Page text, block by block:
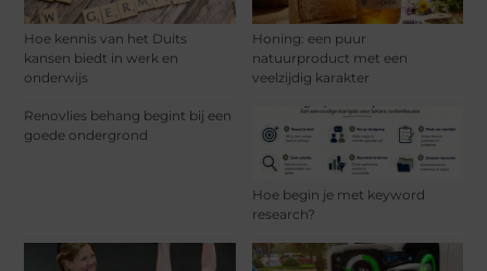
Hoe kennis van het Duits
kansen biedt in werk en
onderwijs
Honing: een puur
natuurproduct met een
veelzijdig karakter
Renovlies behang begint bij een
goede ondergrond
Hoe begin je met keyword
research?